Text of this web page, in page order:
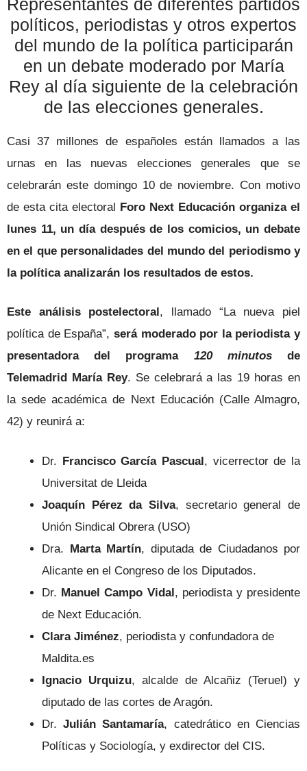
Representantes de diferentes partidos
políticos, periodistas y otros expertos
del mundo de la política participarán
en un debate moderado por María
Rey al día siguiente de la celebración
de las elecciones generales.
Casi 37 millones de españoles están llamados a las
urnas en las nuevas elecciones generales que se
celebrarán este domingo 10 de noviembre. Con motivo
de esta cita electoral Foro Next Educación organiza el
lunes 11, un día después de los comicios, un debate
en el que personalidades del mundo del periodismo y
la política analizarán los resultados de estos.
Este análisis postelectoral , llamado “La nueva piel
política de España”, será moderado por la periodista y
presentadora del programa 120 minutosde
Telemadrid María Rey. Se celebrará a las 19 horas en
la sede académica de Next Educación (Calle Almagro,
42) y reunirá a:
Dr. Francisco García Pascual, vicerrector de la
Universitat de Lleida
Joaquín Pérez da Silva, secretario general de
Unión Sindical Obrera (USO)
Dra. Marta Martín, diputada de Ciudadanos por
Alicante en el Congreso de los Diputados.
Dr. Manuel Campo Vidal, periodista y presidente
de Next Educación.
Clara Jiménez, periodista y confundadora de
Maldita.es
Ignacio Urquizu, alcalde de Alcañiz (Teruel) y
diputado de las cortes de Aragón.
Dr.Julián Santamaría, catedrático en Ciencias
Políticas y Sociología, y exdirector del CIS.